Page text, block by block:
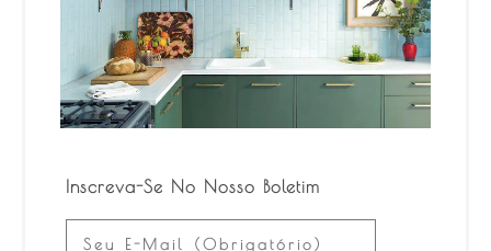
Inscreva-Se No Nosso Boletim